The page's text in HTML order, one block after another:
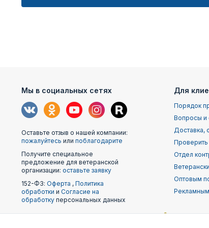
Мы в социальных сетях
Оставьте отзыв о нашей компании:
пожалуйтесь или поблагодарите
Получите специальное
предложение для ветеранской
организации: оставьте заявку
152-ФЗ: Оферта , Политика
обработки и Согласие на
обработку персональных данных
Для
Порядок
Вопросы и
Доставка,
Проверить
Отдел
Оптовым